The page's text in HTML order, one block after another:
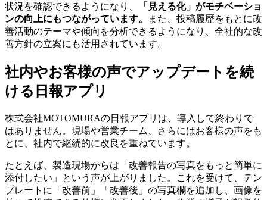
状況を確認できるようになり、
「見える化」がモチベーショ
ンの向上にもつながっています。
また、投稿履歴をもとに改
善活動のテーマや傾向を分析できるようになり、全社的な改
善方針の立案にも活用されています。
社内やお客様の声でアップデートを続
ける日報アプリ
株式会社MOTOMURAの日報アプリは、導入して終わりで
はありません。現場や営業チーム、さらにはお客様の声をも
とに、社内で継続的に改良を重ねています。
たとえば、製造現場からは「改善報告の写真をもっと簡単に
添付したい」という声が上がりました。これを受けて、テン
プレートに「改善前」「改善後」の写真欄を追加し、画像を